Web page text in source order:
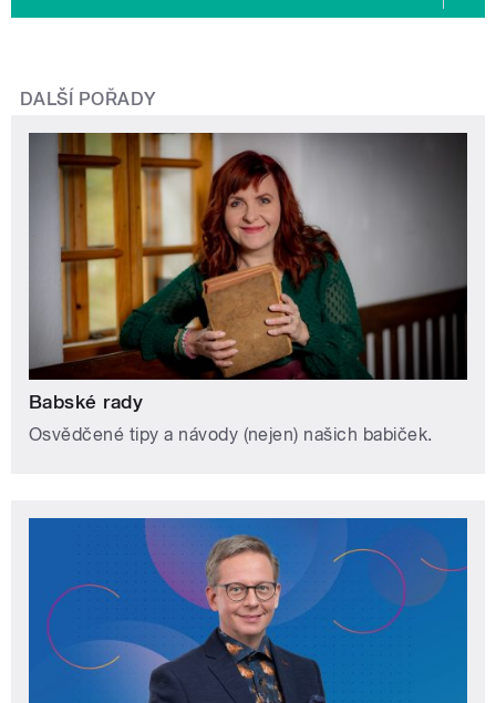
DALŠÍ POŘADY
Babské rady
Osvědčené tipy a návody (nejen) našich babiček.